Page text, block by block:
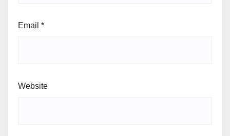
Email *
Website